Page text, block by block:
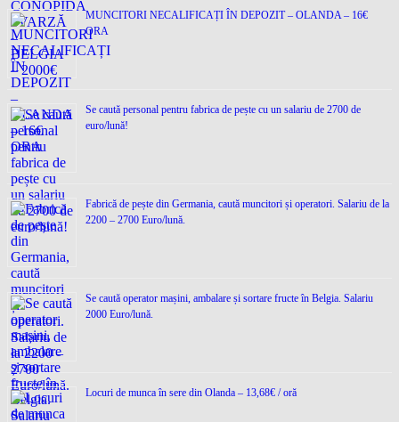
MUNCITORI NECALIFICAȚI ÎN DEPOZIT – OLANDA – 16€
ORA
Se caută personal pentru fabrica de pește cu un salariu de 2700 de
euro/lună!
Fabrică de pește din Germania, caută muncitori și operatori. Salariu de la
2200 – 2700 Euro/lună.
Se caută operator mașini, ambalare și sortare fructe în Belgia. Salariu
2000 Euro/lună.
Locuri de munca în sere din Olanda – 13,68€ / oră